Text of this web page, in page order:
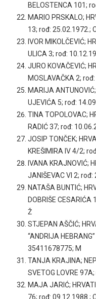
BELOSTENCA 101;
MARIO PRSKALO;
13; rođ: 25.02.1972.;
IVOR MIKOLČEVIĆ;
ULICA 3; rođ:
JURO KOVAČEVIĆ;
MOSLAVAČKA 2;
MARIJA
UJEVIĆA 5; rođ:
TINA TOPOLOVAC;
RADIĆ 37; rođ:
JOSIP TONČEK;
KREŠIMIRA IV 4/2;
IVANA KRAJNOVIĆ;
JANIŠEVAC VI 2;
NATAŠA BUNTIĆ;
DOBRIŠE
Ž
STJEPAN AŠČIĆ;
“ANDRIJA
35411678775; M
TANJA KRAJINA;
SVETOG LOVRE
MAJA JARIĆ;
76; rođ: 09.12.1988.;